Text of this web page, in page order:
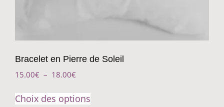
Bracelet en Pierre de Soleil
15.00€ – 18.00€
Choix des options